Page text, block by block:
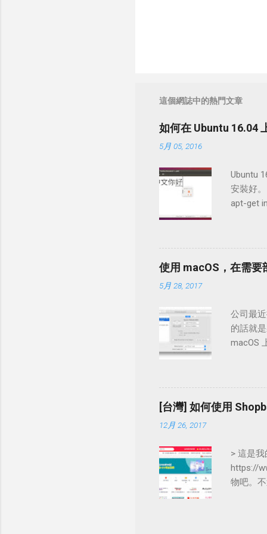
這個網誌中的熱門文章
如何在 Ubuntu 16.04
5月 05, 2016
Ubuntu
安裝好
apt-get
使用 macOS，在需要
5月 28, 2017
公司最
的話就
macOS
[台灣] 如何使用
12月 26, 2017
> 這是
https://
物吧。